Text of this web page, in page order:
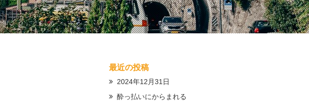
最近の投稿
2024年12月31日
酔っ払いにからまれる